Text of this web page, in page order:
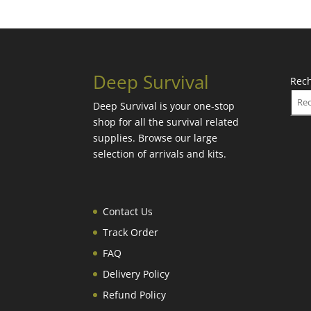
Deep Survival
Deep Survival is your one-stop
shop for all the survival related
supplies. Browse our large
selection of arrivals and kits.
Contact Us
Track Order
FAQ
Delivery Policy
Refund Policy